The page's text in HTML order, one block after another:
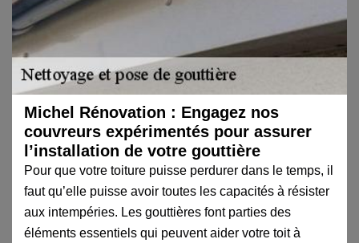
Michel Rénovation : Engagez nos
couvreurs expérimentés pour assurer
l’installation de votre gouttière
Pour que votre toiture puisse perdurer dans le temps, il
faut qu’elle puisse avoir toutes les capacités à résister
aux intempéries. Les gouttières font parties des
éléments essentiels qui peuvent aider votre toit à